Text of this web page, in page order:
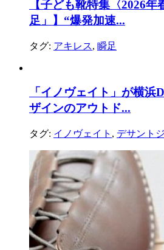
【子ども靴特集〈2026
足」】“爆発加速...
タグ: アキレス, 瞬足
「イノヴェイト」が横浜
ザインのアウトド...
タグ: イノヴェイト , デサント